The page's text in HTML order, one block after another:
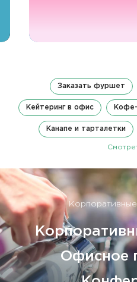
Заказать фуршет
Кейтеринг в офис
Канапе и тарталетки
Офисное